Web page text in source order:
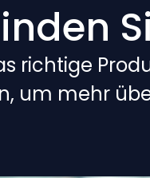
richtige
um mehr